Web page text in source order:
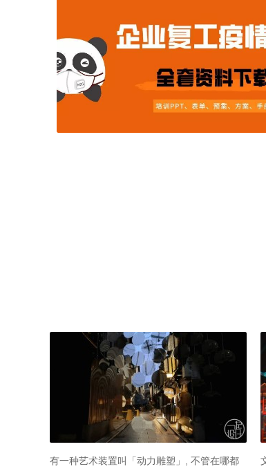
OUTPUT解读 | 裸眼3D，科技时代引爆流量的
一个新媒体艺术家的十个诘问